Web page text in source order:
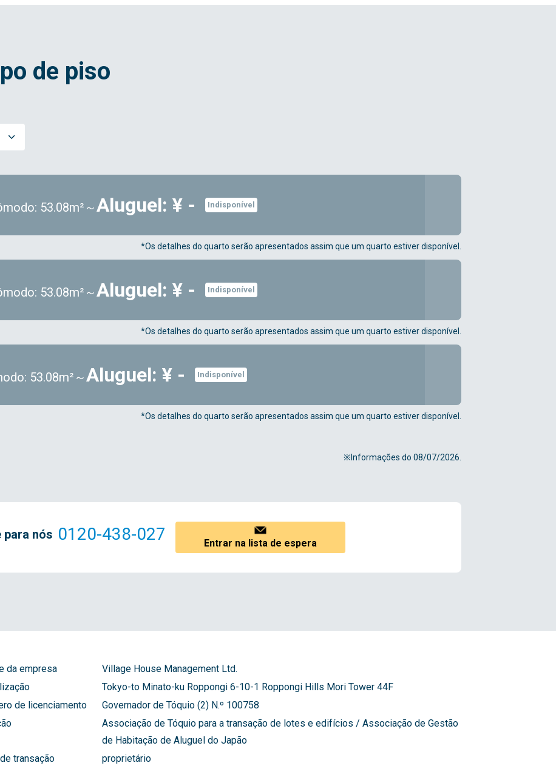
de piso
53.08m²～Aluguel: ¥ - Indisponível
*Os detalhes do quarto serão apresentados assim que um quarto estiver disponível.
53.08m²～Aluguel: ¥ - Indisponível
*Os detalhes do quarto serão apresentados assim que um quarto estiver disponível.
53.08m²～Aluguel: ¥ - Indisponível
*Os detalhes do quarto serão apresentados assim que um quarto estiver disponível.
※Informações do 08/07/2026.
para nós 0120-438-027 Entrar na lista de espera
da empresa
Village House Management Ltd.
Tokyo-to Minato-ku Roppongi 6-10-1 Roppongi Hills Mori Tower 44F
de licenciamento
Governador de Tóquio (2) N.º 100758
Associação de Tóquio para a transação de lotes e edifícios / Associação de Gestão
de Habitação de Aluguel do Japão
transação
proprietário